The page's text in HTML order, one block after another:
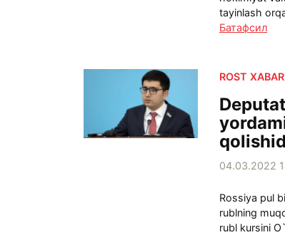
tayinlash
Батафсил
ROST
04.03.2022
Rossiya pul
rublning
rubl kursini